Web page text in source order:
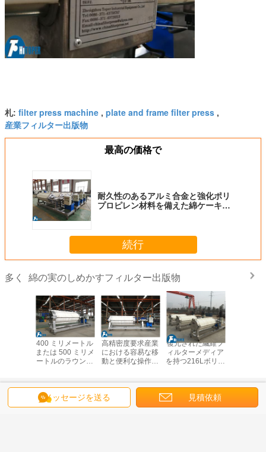
札: filter press machine , plate and frame filter press ,
産業フィルター出版物
最高の価格で
耐久性のあるアルミ合金と強化ポリ
プロピレン材料を備えた綿ケーキフ
続行
多く 綿の実のしめかすフィルター出版物
400 ミリメートル
または 500 ミリメ
ートルのラウンド
コーナー 1 つの供
給タイプのコット
ン ケーキ フィル
高精密度要求産業
における容易な移
動と便利な操作の
ルタープレス
復元された繊維フ
ィルターメディア
を持つ216Lボリュ
ィルタープレス
ための複
メッセージを送る 見積依頼
言語を変えて下さい
Japanese